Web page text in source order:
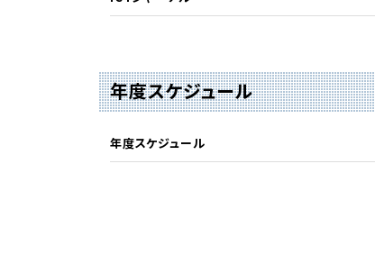
年度スケジュール
年度スケジュール